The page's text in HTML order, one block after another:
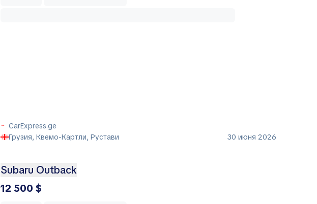
CarExpress.ge
Грузия, Квемо-Картли, Рустави
30 июня 2026
Subaru Outback
12 500 $